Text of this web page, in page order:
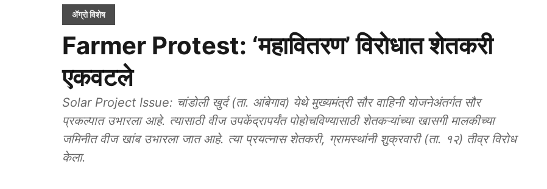
ॲग्रो विशेष
Farmer Protest: ‘महावितरण’ विरोधात शेतकरी
एकवटले
Solar Project Issue: चांडोली खुर्द (ता. आंबेगाव) येथे मुख्यमंत्री सौर वाहिनी योजनेअंतर्गत सौर
प्रकल्पात उभारला आहे. त्यासाठी वीज उपकेंद्रापर्यंत पोहोचविण्यासाठी शेतकऱ्यांच्या खासगी मालकीच्या
जमिनीत वीज खांब उभारला जात आहे. त्या प्रयत्नास शेतकरी, ग्रामस्थांनी शुक्रवारी (ता. १२) तीव्र विरोध
केला.